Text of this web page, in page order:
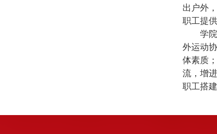
出户外
职工提
学院高
外运动
体素质
流，增
职工搭